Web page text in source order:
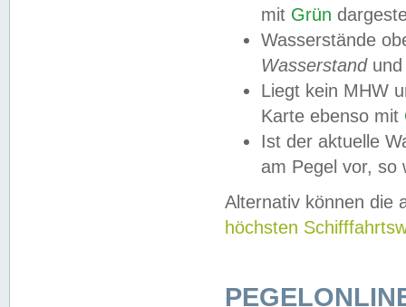
mit Grün
Wasserstände
Wasserstandund
Liegt kein MHW
Karte ebenso mit
Ist der aktuelle
am Pegel vor,
Alternativ können die
höchsten